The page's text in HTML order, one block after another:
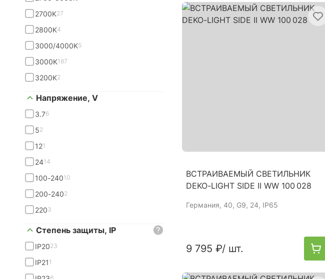
2700K27
2800K4
3000/4000K5
3000K187
3200K2
Напряжение, V
3.76
52
121
2414
100-24010
200-2402
2203
Степень защиты, IP
IP2023
IP21 1
ВСТРАИВАЕМЫЙ СВЕТИЛЬНИК
DEKO-LIGHT SIDE II WW 100 028
Германия, 40, G9, 24, IP65
9 795 ₽/ шт.